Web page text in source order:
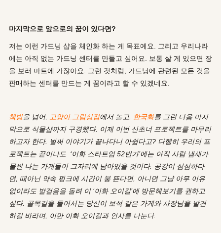
마지막으로 앞으로의 꿈이 있다면?
저는 이런 가드닝 샵을 체인화 하는 게 목표예요. 그리고 우리나라
에는 아직 없는 가드닝 센터를 만들고 싶어요. 보통 살 게 있으면 장
을 보러 마트에 가잖아요. 그런 것처럼, 가드닝에 관련된 모든 것을
판매하는 센터를 만드는 게 꿈이라고 할 수 있겠네요.
책방을 넘어, 고양이 그림상점에서 놀고, 한국화를 그린 다음 마지
막으로 식물샵까지 구경했다. 이제 이번 신초너 프로젝트를 마무리
하고자 한다. 벌써 이야기가 끝나다니 아쉽다고? 다행히 우리의 프
로젝트는 끝이나도 ‘이화 스타트업 52번가’에는 아직 사람 냄새가
물씬 나는 가게들이 그자리에 남아있을 것이다. 공강이 심심하다
면, 때아닌 약속 펑크에 시간이 붕 뜬다면, 아니면 그냥 아무 이유
없이라도 발걸음을 돌려 이 ‘이화 오이길’에 방문해보기를 권하고
싶다. 골목길을 들어서는 당신이 보석 같은 가게와 사장님을 발견
하길 바라며, 이만 이화 오이길과 인사를 나눈다.